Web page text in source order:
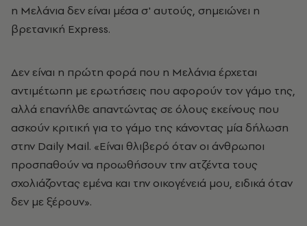
η Μελάνια δεν είναι μέσα σ' αυτούς, σημειώνει η
βρετανική Express.
Δεν είναι η πρώτη φορά που η Μελάνια έρχεται
αντιμέτωπη με ερωτήσεις που αφορούν τον γάμο της,
αλλά επανήλθε απαντώντας σε όλους εκείνους που
ασκούν κριτική για το γάμο της κάνοντας μία δήλωση
στην Daily Mail. «Είναι θλιβερό όταν οι άνθρωποι
προσπαθούν να προωθήσουν την ατζέντα τους
σχολιάζοντας εμένα και την οικογένειά μου, ειδικά όταν
δεν με ξέρουν».